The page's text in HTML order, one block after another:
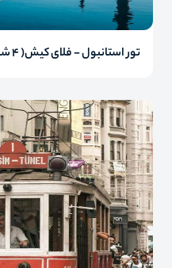
تور استانبول - فلای کیش( 4 شب)